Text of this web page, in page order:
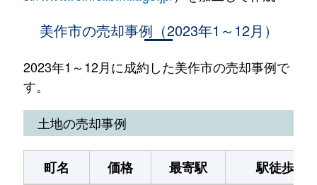
美作市の売却事例（2023年1～12月）
2023年1～12月に成約した美作市の売却事例で
す。
土地の売却事例
町名 価格 最寄駅
駅徒歩